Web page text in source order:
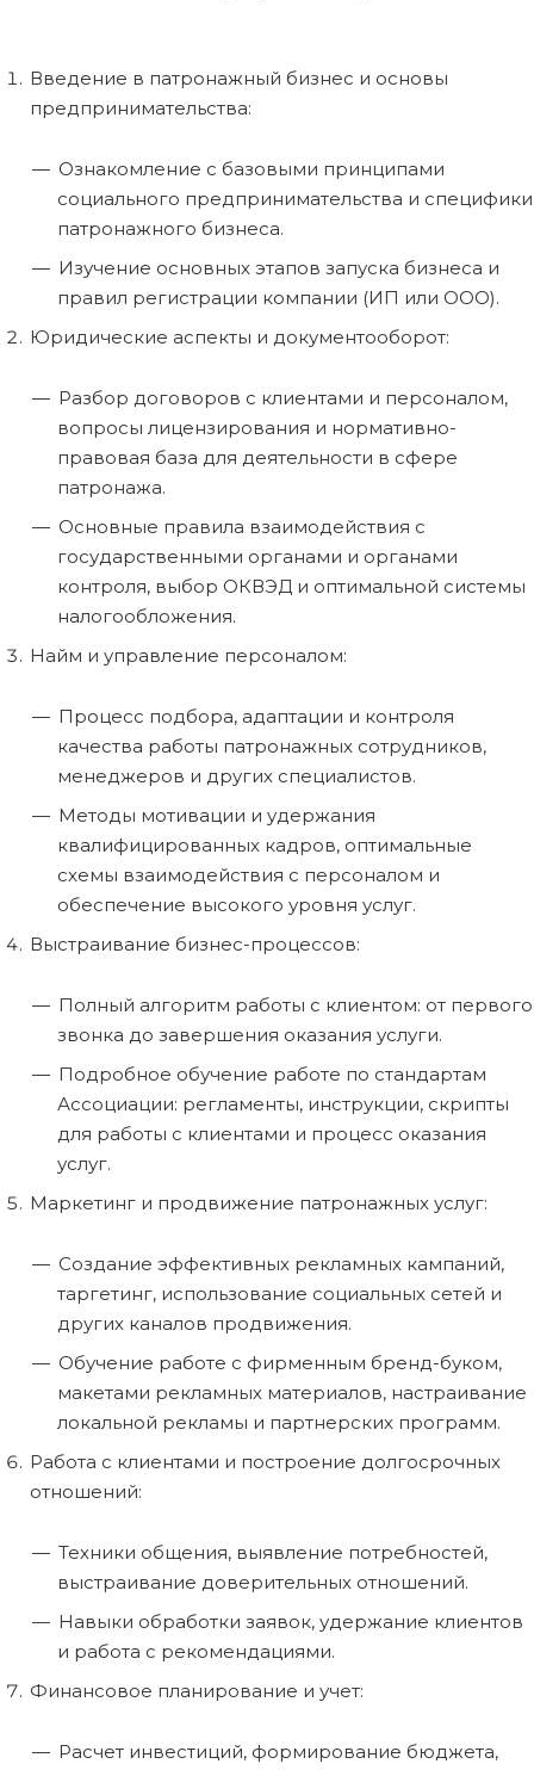
Введение в патронажный бизнес и основы
предпринимательства:
Ознакомление с базовыми принципами
социального предпринимательства и специфики
патронажного бизнеса.
Изучение основных этапов запуска бизнеса и
правил регистрации компании (ИП или ООО).
Юридические аспекты и документооборот:
Разбор договоров с клиентами и персоналом,
вопросы лицензирования и нормативно-
правовая база для деятельности в сфере
патронажа.
Основные правила взаимодействия с
государственными органами и органами
контроля, выбор ОКВЭД и оптимальной системы
налогообложения.
Найм и управление персоналом:
Процесс подбора, адаптации и контроля
качества работы патронажных сотрудников,
менеджеров и других специалистов.
Методы мотивации и удержания
квалифицированных кадров, оптимальные
схемы взаимодействия с персоналом и
обеспечение высокого уровня услуг.
Выстраивание бизнес-процессов:
Полный алгоритм работы с клиентом: от первого
звонка до завершения оказания услуги.
Подробное обучение работе по стандартам
Ассоциации: регламенты, инструкции, скрипты
для работы с клиентами и процесс оказания
услуг.
Маркетинг и продвижение патронажных услуг:
Создание эффективных рекламных кампаний,
таргетинг, использование социальных сетей и
других каналов продвижения.
Обучение работе с фирменным бренд-буком,
макетами рекламных материалов, настраивание
локальной рекламы и партнерских программ.
Работа с клиентами и построение долгосрочных
отношений:
Техники общения, выявление потребностей,
выстраивание доверительных отношений.
Навыки обработки заявок, удержание клиентов
и работа с рекомендациями.
Финансовое планирование и учет:
Расчет инвестиций, формирование бюджета,